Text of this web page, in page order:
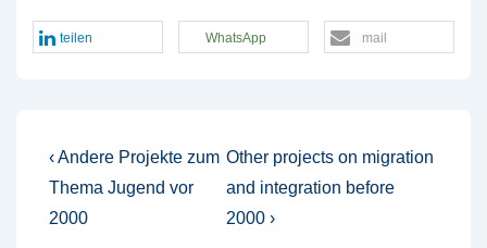
teilen WhatsApp mail
Beitragsnavigation
Vorheriger
Beitrag
ist
‹ Andere Projekte zum
Thema Jugend vor
2000
Nächster
Beitrag
ist
Other projects on migration
and integration before
2000 ›